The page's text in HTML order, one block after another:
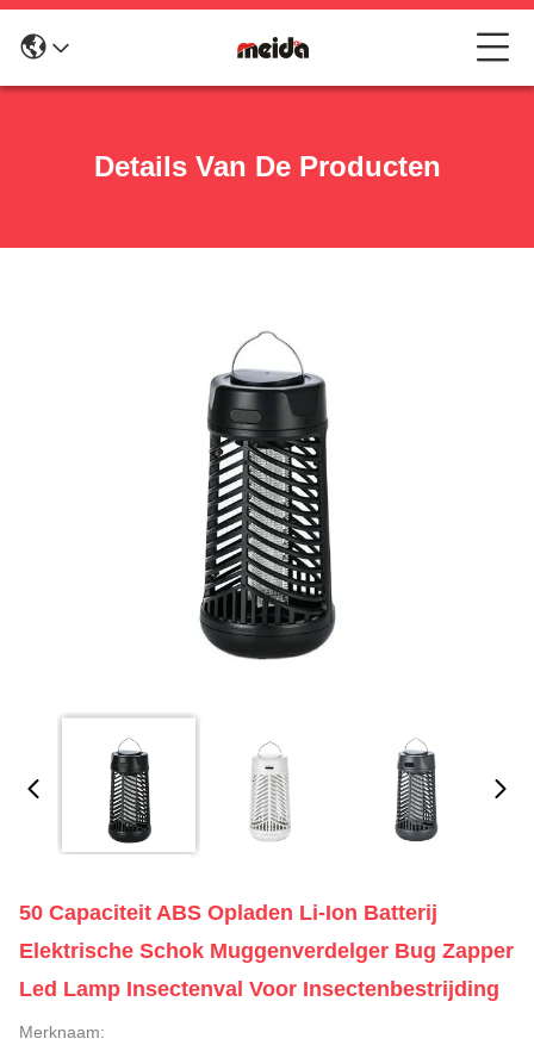
Details Van De Producten
50 Capaciteit ABS Opladen Li-Ion Batterij
Elektrische Schok Muggenverdelger Bug Zapper
Led Lamp Insectenval Voor Insectenbestrijding
Merknaam: